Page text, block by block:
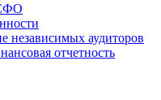
независимых аудиторов
отчетность